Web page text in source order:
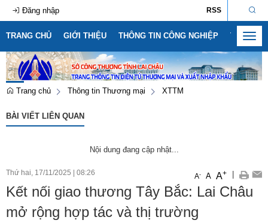
RSS
Đăng nhập
TRANG CHỦ GIỚI THIỆU THÔNG TIN CÔNG NGHIỆP THÔNG
Trang chủ Thông tin Thương mại XTTM
BÀI VIẾT LIÊN QUAN
Nội dung đang cập nhật...
Thứ hai, 17/11/2025 08:26 A- A A+
Kết nối giao thương Tây Bắc: Lai Châu
mở rộng hợp tác và thị trường